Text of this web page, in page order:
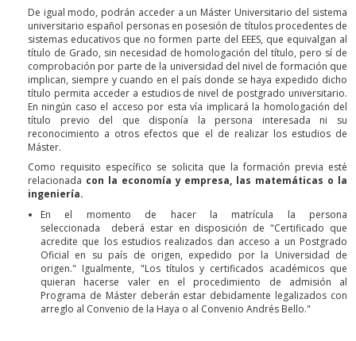
De igual modo, podrán acceder a un Máster Universitario del sistema
universitario español personas en posesión de títulos procedentes de
sistemas educativos que no formen parte del EEES, que equivalgan al
título de Grado, sin necesidad de homologación del título, pero sí de
comprobación por parte de la universidad del nivel de formación que
implican, siempre y cuando en el país donde se haya expedido dicho
título permita acceder a estudios de nivel de postgrado universitario.
En ningún caso el acceso por esta vía implicará la homologación del
título previo del que disponía la persona interesada ni su
reconocimiento a otros efectos que el de realizar los estudios de
Máster.
Como requisito específico se solicita que la formación previa esté
relacionada con la economía y empresa, las matemáticas o la
ingeniería.
En el momento de hacer la matrícula la persona
seleccionada deberá estar en disposición de "Certificado que
acredite que los estudios realizados dan acceso a un Postgrado
Oficial en su país de origen, expedido por la Universidad de
origen." Igualmente, "Los títulos y certificados académicos que
quieran hacerse valer en el procedimiento de admisión al
Programa de Máster deberán estar debidamente legalizados con
arreglo al Convenio de la Haya o al Convenio Andrés Bello."